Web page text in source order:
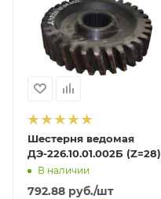
Шестерня ведомая
ДЭ-226.10.01.002Б (Z=28)
В наличии
792.88 руб./шт